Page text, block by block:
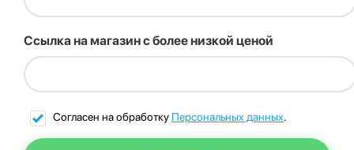
Ссылка на магазин с более низкой ценой
Согласен на обработку Персональных данных.